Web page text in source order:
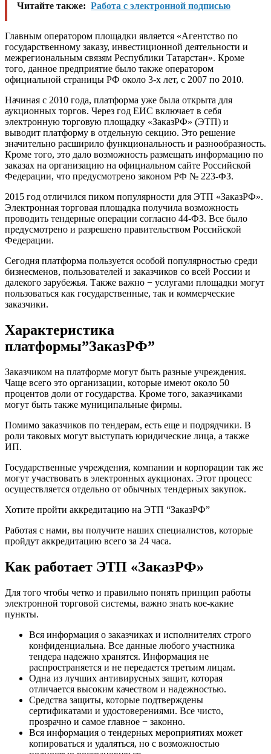
Читайте также: Работа с электронной подписью
Главным оператором площадки является «Агентство по
государственному заказу, инвестиционной деятельности и
межрегиональным связям Республики Татарстан». Кроме
того, данное предприятие было также оператором
официальной страницы РФ около 3-х лет, с 2007 по 2010.
Начиная с 2010 года, платформа уже была открыта для
аукционных торгов. Через год ЕИС включает в себя
электронную торговую площадку «ЗаказРФ» (ЭТП) и
выводит платформу в отдельную секцию. Это решение
значительно расширило функциональность и разнообразность.
Кроме того, это дало возможность размещать информацию по
заказах на организацию на официальном сайте Российской
Федерации, что предусмотрено законом РФ № 223-ФЗ.
2015 год отличился пиком популярности для ЭТП «ЗаказРФ».
Электронная торговая площадка получила возможность
проводить тендерные операции согласно 44-ФЗ. Все было
предусмотрено и разрешено правительством Российской
Федерации.
Сегодня платформа пользуется особой популярностью среди
бизнесменов, пользователей и заказчиков со всей России и
далекого зарубежья. Также важно − услугами площадки могут
пользоваться как государственные, так и коммерческие
заказчики.
Характеристика
платформы”ЗаказРФ”
Заказчиком на платформе могут быть разные учреждения.
Чаще всего это организации, которые имеют около 50
процентов доли от государства. Кроме того, заказчиками
могут быть также муниципальные фирмы.
Помимо заказчиков по тендерам, есть еще и подрядчики. В
роли таковых могут выступать юридические лица, а также
ИП.
Государственные учреждения, компании и корпорации так же
могут участвовать в электронных аукционах. Этот процесс
осуществляется отдельно от обычных тендерных закупок.
Хотите пройти аккредитацию на ЭТП “ЗаказРФ”
Работая с нами, вы получите наших специалистов, которые
пройдут аккредитацию всего за 24 часа.
Как работает ЭТП «ЗаказРФ»
Для того чтобы четко и правильно понять принцип работы
электронной торговой системы, важно знать кое-какие
пункты.
Вся информация о заказчиках и исполнителях строго
конфиденциальна. Все данные любого участника
тендера надежно хранятся. Информация не
распространяется и не передается третьим лицам.
Одна из лучших антивирусных защит, которая
отличается высоким качеством и надежностью.
Средства защиты, которые подтверждены
сертификатами и удостоверениями. Все чисто,
прозрачно и самое главное − законно.
Вся информация о тендерных мероприятиях может
копироваться и удаляться, но с возможностью